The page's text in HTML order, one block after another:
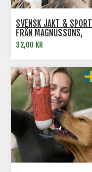
SVENSK JAKT & SPORT
FRÅN MAGNUSSONS,
650G
32,00 KR